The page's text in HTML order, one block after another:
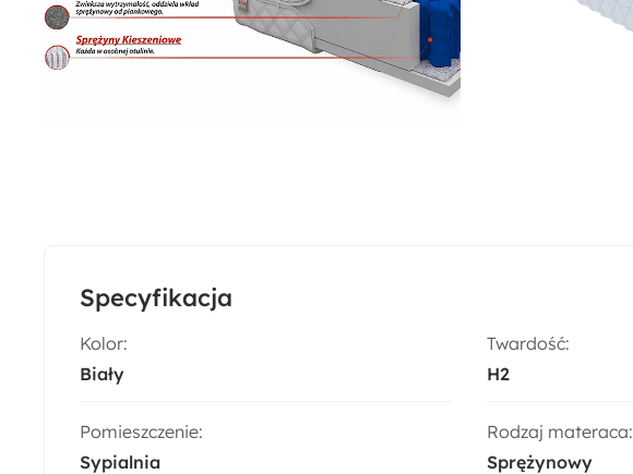
Specyfikacja
Kolor:
Biały
Twardość:
H2
Pomieszczenie:
Sypialnia
Rodzaj materaca:
Sprężynowy